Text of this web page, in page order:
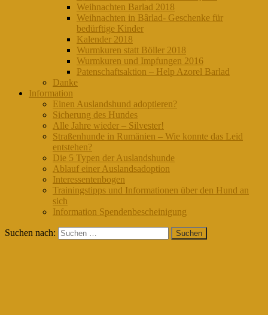
Weihnachten Barlad 2018
Weihnachten in Bârlad- Geschenke für
bedürftige Kinder
Kalender 2018
Wurmkuren statt Böller 2018
Wurmkuren und Impfungen 2016
Patenschaftsaktion – Help Azorel Barlad
Danke
Information
Einen Auslandshund adoptieren?
Sicherung des Hundes
Alle Jahre wieder – Silvester!
Straßenhunde in Rumänien – Wie konnte das Leid
entstehen?
Die 5 Typen der Auslandshunde
Ablauf einer Auslandsadoption
Interessentenbogen
Trainingstipps und Informationen über den Hund an
sich
Information Spendenbescheinigung
Suchen nach: